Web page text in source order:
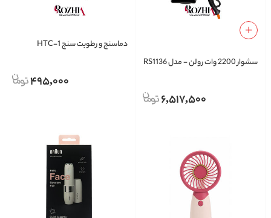
سشوار 2200 وات رولن - مدل RS1136
6,517,500
دماسنج و رطوبت سنج HTC-1
495,000